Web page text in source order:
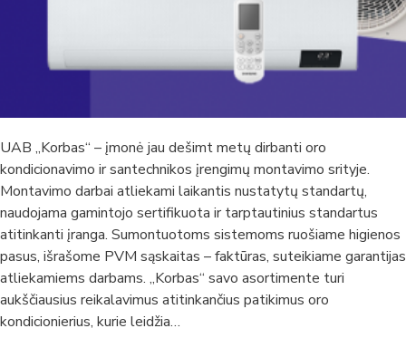
UAB „Korbas“ – įmonė jau dešimt metų dirbanti oro
kondicionavimo ir santechnikos įrengimų montavimo srityje.
Montavimo darbai atliekami laikantis nustatytų standartų,
naudojama gamintojo sertifikuota ir tarptautinius standartus
atitinkanti įranga. Sumontuotoms sistemoms ruošiame higienos
pasus, išrašome PVM sąskaitas – faktūras, suteikiame garantijas
atliekamiems darbams. „Korbas“ savo asortimente turi
aukščiausius reikalavimus atitinkančius patikimus oro
kondicionierius, kurie leidžia…